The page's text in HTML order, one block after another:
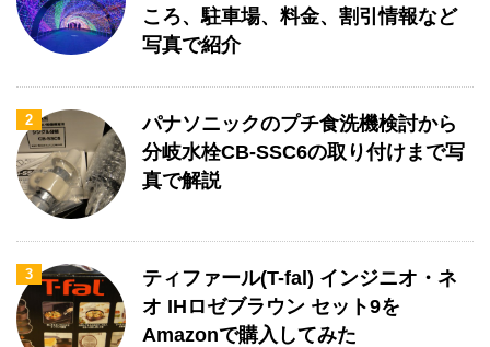
ころ、駐車場、料金、割引情報など
写真で紹介
2
パナソニックのプチ食洗機検討から
分岐水栓CB-SSC6の取り付けまで写
真で解説
3
ティファール(T-fal) インジニオ・ネ
オ IHロゼブラウン セット9を
Amazonで購入してみた